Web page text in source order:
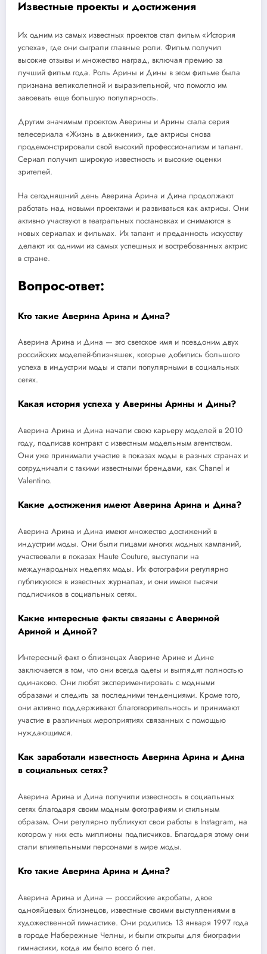
Известные проекты и достижения
Их одним из самых известных проектов стал фильм «История
успеха», где они сыграли главные роли. Фильм получил
высокие отзывы и множество наград, включая премию за
лучший фильм года. Роль Арины и Дины в этом фильме была
признана великолепной и выразительной, что помогло им
завоевать еще большую популярность.
Другим значимым проектом Аверины и Арины стала серия
телесериала «Жизнь в движении», где актрисы снова
продемонстрировали свой высокий профессионализм и талант.
Сериал получил широкую известность и высокие оценки
зрителей.
На сегодняшний день Аверина Арина и Дина продолжают
работать над новыми проектами и развиваться как актрисы. Они
активно участвуют в театральных постановках и снимаются в
новых сериалах и фильмах. Их талант и преданность искусству
делают их одними из самых успешных и востребованных актрис
в стране.
Вопрос-ответ:
Кто такие Аверина Арина и Дина?
Аверина Арина и Дина — это светское имя и псевдоним двух
российских моделей-близняшек, которые добились большого
успеха в индустрии моды и стали популярными в социальных
сетях.
Какая история успеха у Аверины Арины и Дины?
Аверина Арина и Дина начали свою карьеру моделей в 2010
году, подписав контракт с известным модельным агентством.
Они уже принимали участие в показах моды в разных странах и
сотрудничали с такими известными брендами, как Chanel и
Valentino.
Какие достижения имеют Аверина Арина и Дина?
Аверина Арина и Дина имеют множество достижений в
индустрии моды. Они были лицами многих модных кампаний,
участвовали в показах Haute Couture, выступали на
международных неделях моды. Их фотографии регулярно
публикуются в известных журналах, и они имеют тысячи
подписчиков в социальных сетях.
Какие интересные факты связаны с Авериной
Ариной и Диной?
Интересный факт о близнецах Аверине Арине и Дине
заключается в том, что они всегда одеты и выглядят полностью
одинаково. Они любят экспериментировать с модными
образами и следить за последними тенденциями. Кроме того,
они активно поддерживают благотворительность и принимают
участие в различных мероприятиях связанных с помощью
нуждающимся.
Как заработали известность Аверина Арина и Дина
в социальных сетях?
Аверина Арина и Дина получили известность в социальных
сетях благодаря своим модным фотографиям и стильным
образам. Они регулярно публикуют свои работы в Instagram, на
котором у них есть миллионы подписчиков. Благодаря этому они
стали влиятельными персонами в мире моды.
Кто такие Аверина Арина и Дина?
Аверина Арина и Дина — российские акробаты, двое
однояйцевых близнецов, известные своими выступлениями в
художественной гимнастике. Они родились 13 января 1997 года
в городе Набережные Челны, и были открыты для биографии
гимнастики, когда им было всего 6 лет.